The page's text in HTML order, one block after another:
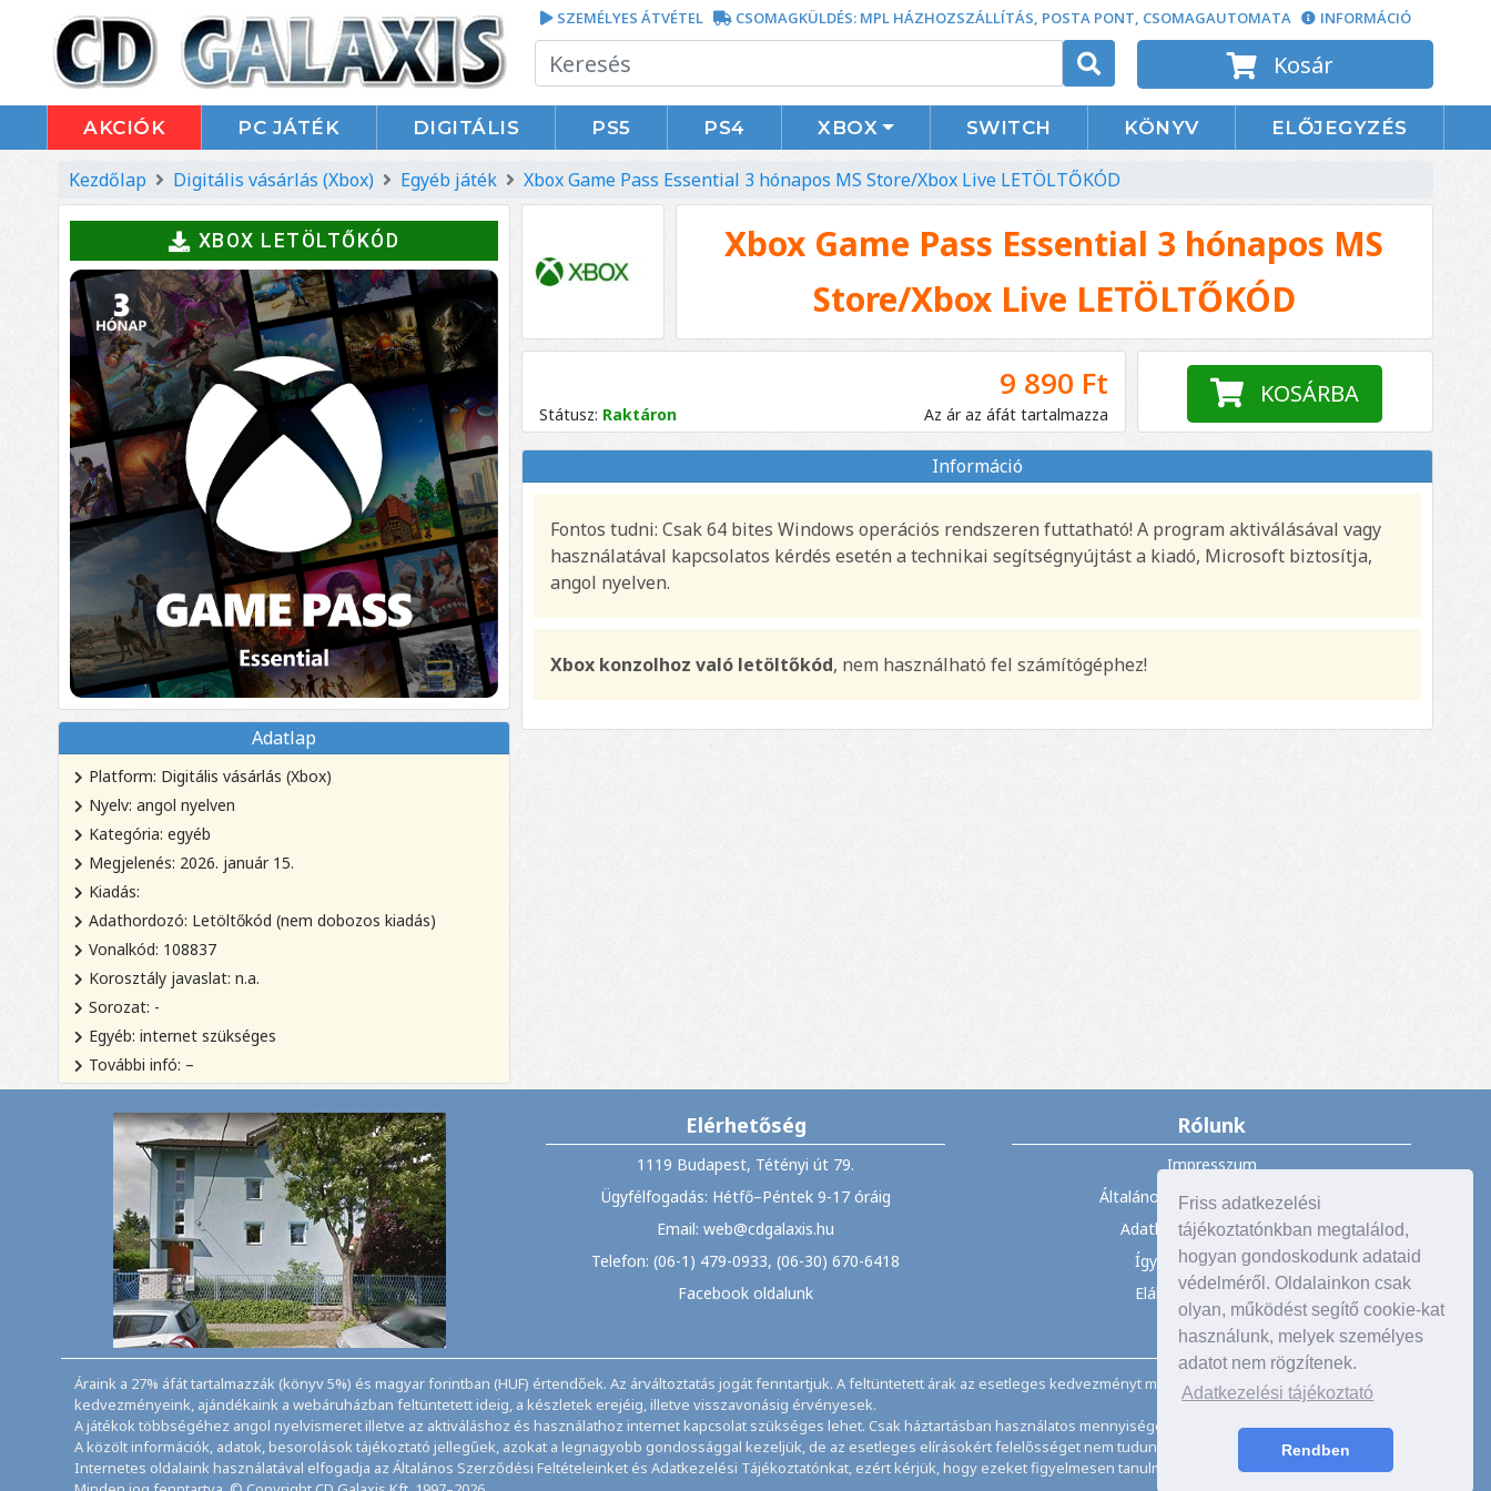
Friss adatkezelési
tájékoztatónkban megtalálod,
hogyan gondoskodunk adataid
védelméről. Oldalainkon csak
olyan, működést segítő cookie-kat
használunk, melyek személyes
adatot nem rögzítenek.
Adatkezelési tájékoztató
Rendben
SZEMÉLYES ÁTVÉTEL CSOMAGKÜLDÉS: MPL HÁZHOZSZÁLLÍTÁS, POSTA PONT, CSOMAGAUTOMATA INFORMÁCIÓ
Kosár
AKCIÓK PC JÁTÉK DIGITÁLIS PS5 PS4 XBOX SWITCH KÖNYV ELŐJEGYZÉS
Kezdőlap Digitális vásárlás (Xbox) Egyéb játék Xbox Game Pass Essential 3 hónapos MS Store/Xbox Live LETÖLTŐKÓD
XBOX LETÖLTŐKÓD
Adatlap
Platform: Digitális vásárlás (Xbox)
Nyelv: angol nyelven
Kategória: egyéb
Megjelenés: 2026. január 15.
Kiadás:
Adathordozó: Letöltőkód (nem dobozos kiadás)
Vonalkód: 108837
Korosztály javaslat: n.a.
Sorozat: -
Egyéb: internet szükséges
További infó: –
Xbox Game Pass Essential 3 hónapos MS
Store/Xbox Live LETÖLTŐKÓD
Státusz: Raktáron
9 890 Ft
Az ár az áfát tartalmazza
KOSÁRBA
Információ
Fontos tudni: Csak 64 bites Windows operációs rendszeren futtatható! A program aktiválásával vagy
használatával kapcsolatos kérdés esetén a technikai segítségnyújtást a kiadó, Microsoft biztosítja,
angol nyelven.
Xbox konzolhoz való letöltőkód, nem használható fel számítógéphez!
Elérhetőség
1119 Budapest, Tétényi út 79.
Ügyfélfogadás: Hétfő–Péntek 9-17 óráig
Email: web@cdgalaxis.hu
Telefon: (06-1) 479-0933, (06-30) 670-6418
Facebook oldalunk
Rólunk
Impresszum
Általános Szerződési Feltételek
Adatkezelési tájékoztató
Így vásárolhat nálunk
Elállás a szerződéstől
Áraink a 27% áfát tartalmazzák (könyv 5%) és magyar forintban (HUF) értendőek. Az árváltoztatás jogát fenntartjuk. A feltüntetett árak az esetleges kedvezményt már tartalmazzák. Ajánlatunk, akcióink,
kedvezményeink, ajándékaink a webáruházban feltüntetett ideig, a készletek erejéig, illetve visszavonásig érvényesek.
A játékok többségéhez angol nyelvismeret illetve az aktiváláshoz és használathoz internet kapcsolat szükséges lehet. Csak háztartásban használatos mennyiségeket szolgálunk ki.
A közölt információk, adatok, besorolások tájékoztató jellegűek, azokat a legnagyobb gondossággal kezeljük, de az esetleges elírásokért felelősséget nem tudunk vállalni.
Internetes oldalaink használatával elfogadja az Általános Szerződési Feltételeinket és Adatkezelési Tájékoztatónkat, ezért kérjük, hogy ezeket figyelmesen tanulmányozza át.